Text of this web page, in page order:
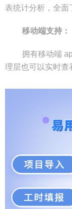
表统计分析，全面
移动端支持：
拥有移动端
理层也可以实时查